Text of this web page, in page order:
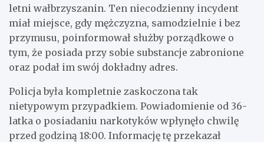
letni wałbrzyszanin. Ten niecodzienny incydent
miał miejsce, gdy mężczyzna, samodzielnie i bez
przymusu, poinformował służby porządkowe o
tym, że posiada przy sobie substancje zabronione
oraz podał im swój dokładny adres.
Policja była kompletnie zaskoczona tak
nietypowym przypadkiem. Powiadomienie od 36-
latka o posiadaniu narkotyków wpłynęło chwilę
przed godziną 18:00. Informację tę przekazał